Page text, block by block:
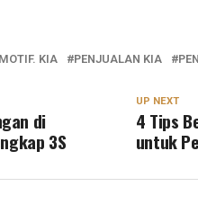
KIA PENJUALAN KIA
UP NEXT
4 Tips
untuk
di
3S